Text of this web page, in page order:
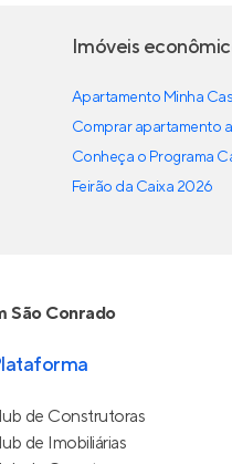
Imóveis
Apartamento Minha
Comprar apartamento
Conheça o Programa
Feirão da Caixa 2026
São Conrado
de Construtoras
de Imobiliárias